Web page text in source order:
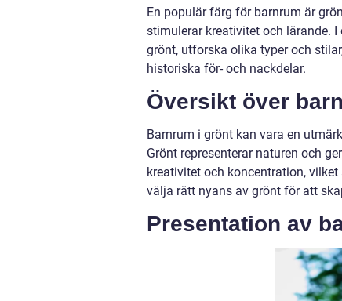
En populär färg för barnrum är
stimulerar kreativitet och lärande.
grönt, utforska olika typer och
historiska för- och nackdelar.
Översikt över
Barnrum i grönt kan vara en
Grönt representerar naturen och
kreativitet och koncentration,
välja rätt nyans av grönt för att
Presentation av